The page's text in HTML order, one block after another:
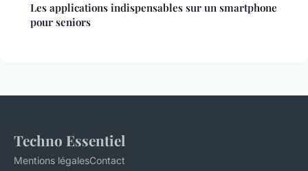
Les applications indispensables sur un smartphone
pour seniors
Techno Essentiel
Mentions légalesContact